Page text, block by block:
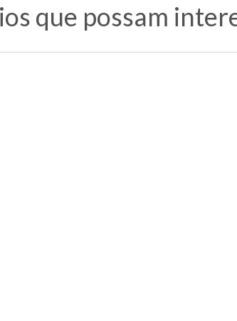
que possam